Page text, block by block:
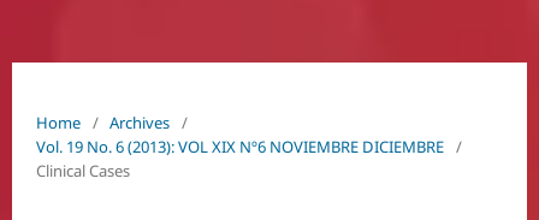
Home / Archives /
Vol. 19 No. 6 (2013): VOL XIX Nº6 NOVIEMBRE DICIEMBRE /
Clinical Cases